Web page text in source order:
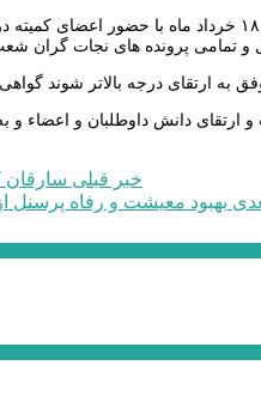
وی تصریح کرد: کمیته استانی با حضور ۲ ناظر از سازمان امداد و نجات کشور
دانش داوطلبان و اعضاء و
خبر قبلی سارقان
بهبود معیشت و رفاه